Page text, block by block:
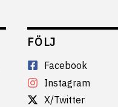
FÖLJ
Facebook
Instagram
X/Twitter